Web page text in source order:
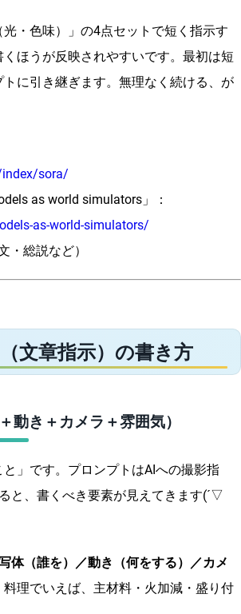
・色味）」の4点セットで短く指示す
ほうが反映されやすいです。最初は短
に引き継ぎます。無理なく続ける、が
sora/
as world simulators」：
as-world-simulators/
・総説など）
文章指示）の書き方
き＋カメラ＋雰囲気）
」です。プロンプトはAIへの撮影指
と、書くべき要素が見えてきます(´▽
体（誰を）／動き（何をする）／カメ
料理でいえば、主材料・火加減・盛り付